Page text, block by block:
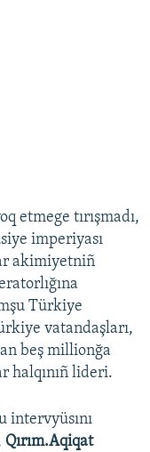
etmege tırışmadı,
imperiyası
akimiyetniñ
Türkiye
vatandaşları,
beş millionğa
halqınıñ lideri.
intervyüsını
Qırım.Aqiqat